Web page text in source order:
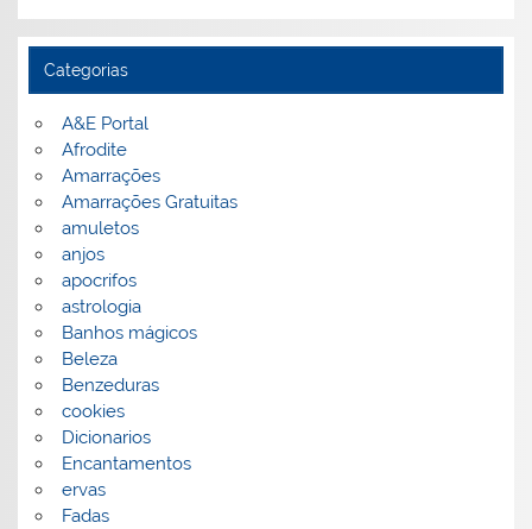
Categorias
A&E Portal
Afrodite
Amarrações
Amarrações Gratuitas
amuletos
anjos
apocrifos
astrologia
Banhos mágicos
Beleza
Benzeduras
cookies
Dicionarios
Encantamentos
ervas
Fadas